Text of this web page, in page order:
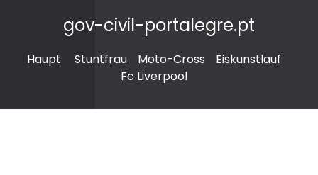
gov-civil-portalegre.pt
Haupt Stuntfrau Moto-Cross
Eiskunstlauf
Fc Liverpool